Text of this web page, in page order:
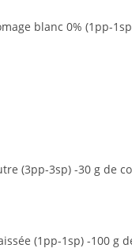
blanc 0% (1pp-
(3pp-3sp) -30 g de
(1pp-1sp) -100 g